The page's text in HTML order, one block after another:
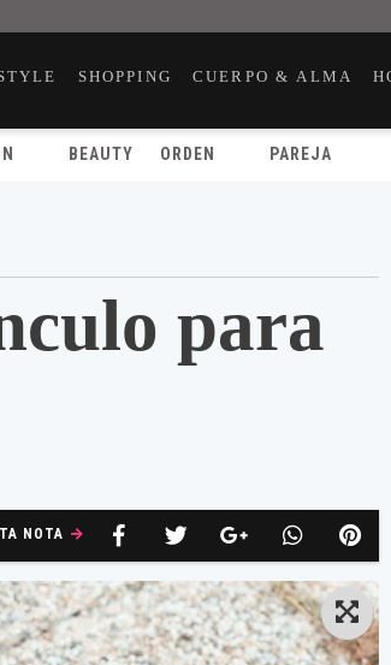
SHOPPING CUERPO & ALMA
BEAUTY ORDEN PAREJA
para
NOTA